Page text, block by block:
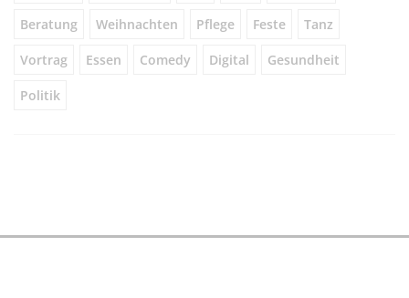
Beratung Weihnachten Pflege Feste Tanz
Vortrag Essen Comedy Digital Gesundheit
Politik